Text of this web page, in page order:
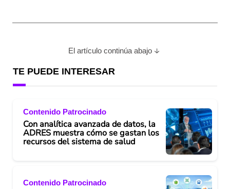
El artículo continúa abajo
TE PUEDE INTERESAR
Contenido Patrocinado
Con analítica avanzada de datos, la
ADRES muestra cómo se gastan los
recursos del sistema de salud
Contenido Patrocinado